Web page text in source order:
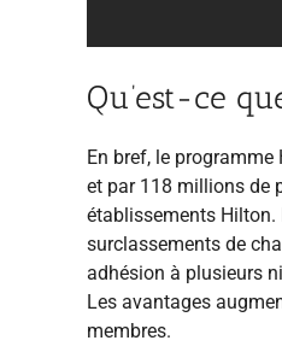
Qu’est-ce
En bref, le
et par 118 millions de
établissements Hilton.
surclassements de
adhésion à plusieurs
Les avantages
membres.